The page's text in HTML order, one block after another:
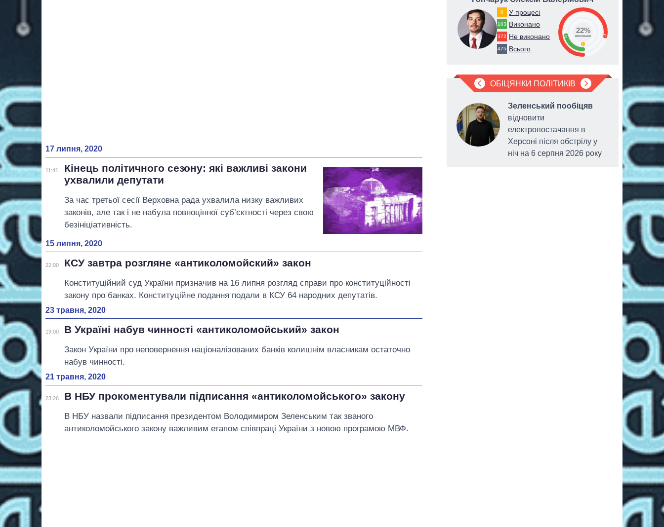
17 липня, 2020
11:41
Кінець політичного сезону: які важливі закони
ухвалили депутати
За час третьої сесії Верховна рада ухвалила низку важливих
законів, але так і не набула повноцінної суб’єктності через свою
безініціативність.
15 липня, 2020
22:00 КСУ завтра розгляне «антиколомойский» закон
Конституційний суд України призначив на 16 липня розгляд справи про конституційності
закону про банках. Конституційне подання подали в КСУ 64 народних депутатів.
23 травня, 2020
19:00 В Україні набув чинності «антиколомойський» закон
Закон України про неповернення націоналізованих банків колишнім власникам остаточно
набув чинності.
21 травня, 2020
23:26 В НБУ прокоментували підписання «антиколомойського» закону
В НБУ назвали підписання президентом Володимиром Зеленським так званого
антиколомойського закону важливим етапом співпраці України з новою програмою МВФ.
0 У процесі
103 Виконано
372 Не виконано
475 Всього
78
22
0
22%
виконано
ОБІЦЯНКИ ПОЛІТИКІВ
українців із платіжних чеків
Зеленський пообіцяв
відновити
електропостачання в
Херсоні після обстрілу у
ніч на 6 серпня 2026 року